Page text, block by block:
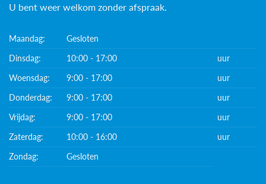
U bent weer welkom zonder afspraak.
Maandag:
Gesloten
Dinsdag:
10:00 - 17:00
uur
Woensdag:
9:00 - 17:00
uur
Donderdag:
9:00 - 17:00
uur
Vrijdag:
9:00 - 17:00
uur
Zaterdag:
10:00 - 16:00
uur
Zondag:
Gesloten